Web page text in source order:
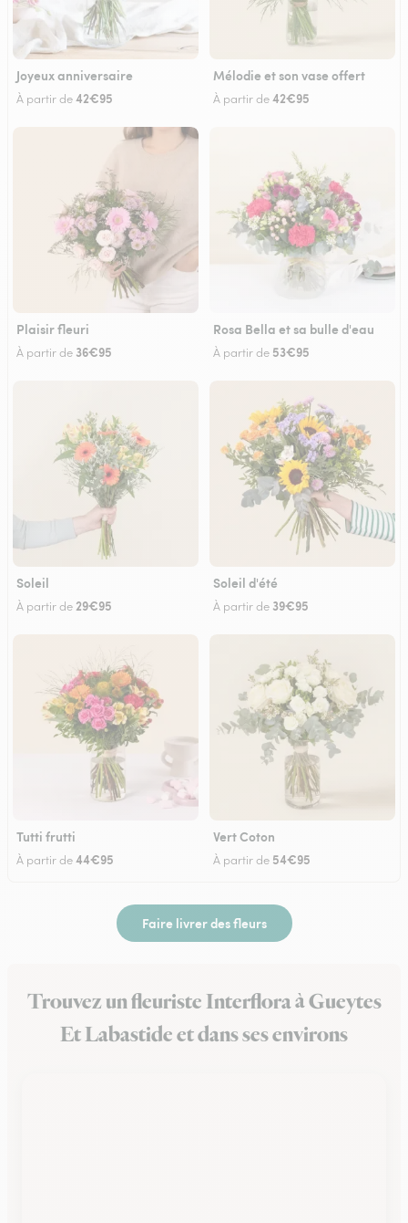
Joyeux anniversaire
À partir de42€95
Mélodie et son vase offert
À partir de42€95
Plaisir fleuri
À partir de 36€95
Rosa Bella et sa bulle d'eau
À partir de 53€95
Soleil
À partir de 29€95
Soleil d'été
À partir de 39€95
Tutti frutti
À partir de44€95
Vert Coton
À partir de 54€95
Faire livrer des fleurs
Trouvez un fleuriste Interflora à Gueytes
Et Labastide et dans ses environs